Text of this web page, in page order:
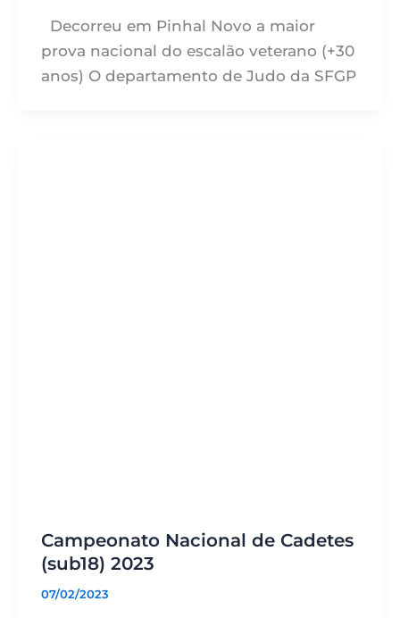
Decorreu em Pinhal Novo a maior
prova nacional do escalão veterano (+30
anos) O departamento de Judo da SFGP
Campeonato Nacional de Cadetes
(sub18) 2023
07/02/2023